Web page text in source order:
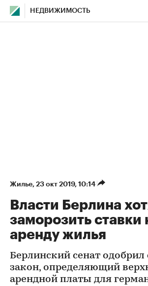
НЕДВИЖИМОСТЬ
Жилье⁠, 23 окт 2019, 10:14
Власти Берлина
заморозить ставки
аренду жилья
Берлинский сенат
закон, определяющий
арендной платы для